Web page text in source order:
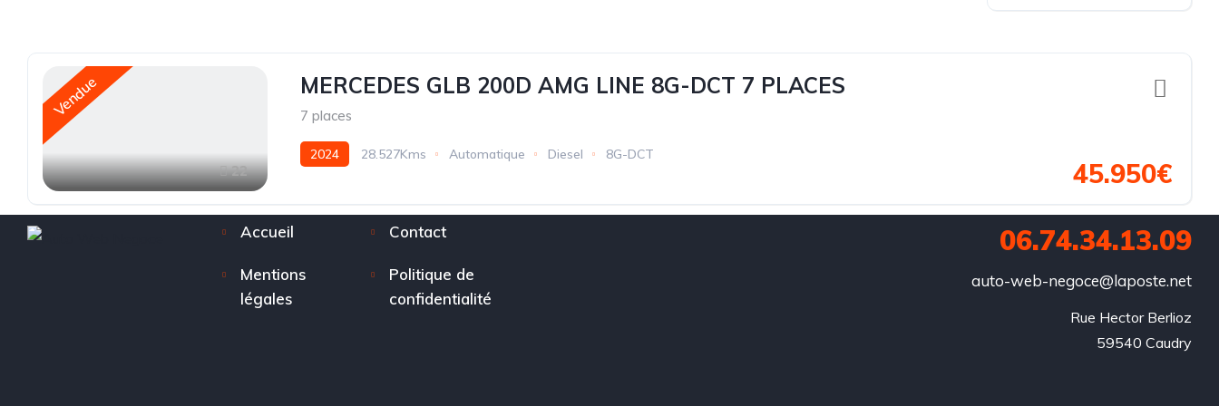
Vendue
22
MERCEDES GLB 200D AMG LINE 8G-DCT 7 PLACES
7 places
2024 28.527Kms Automatique Diesel 8G-DCT
45.950€
Accueil Contact
Mentions
légales
Politique de
confidentialité
06.74.34.13.09
auto-web-negoce@laposte.net
Rue Hector Berlioz
59540 Caudry